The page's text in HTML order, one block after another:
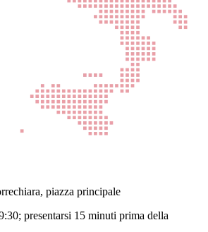
piazza principale
presentarsi 15 minuti prima della